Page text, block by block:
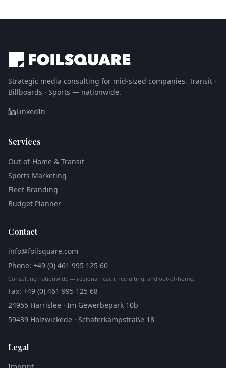
Strategic media consulting for mid-sized companies. Transit ·
Billboards · Sports — nationwide.
LinkedIn
Services
Out-of-Home & Transit
Sports Marketing
Fleet Branding
Budget Planner
Contact
info@foilsquare.com
Phone: +49 (0) 461 995 125 60
Consulting nationwide — regional reach, recruiting, and out-of-home.
Fax: +49 (0) 461 995 125 68
24955 Harrislee · Im Gewerbepark 10b
59439 Holzwickede · Schäferkampstraße 18
Legal